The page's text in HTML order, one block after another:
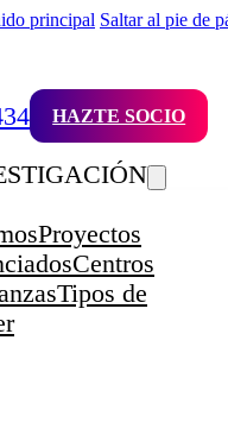
principal Saltar al pie de
HAZTE SOCIO
Proyectos
Centros
Tipos de